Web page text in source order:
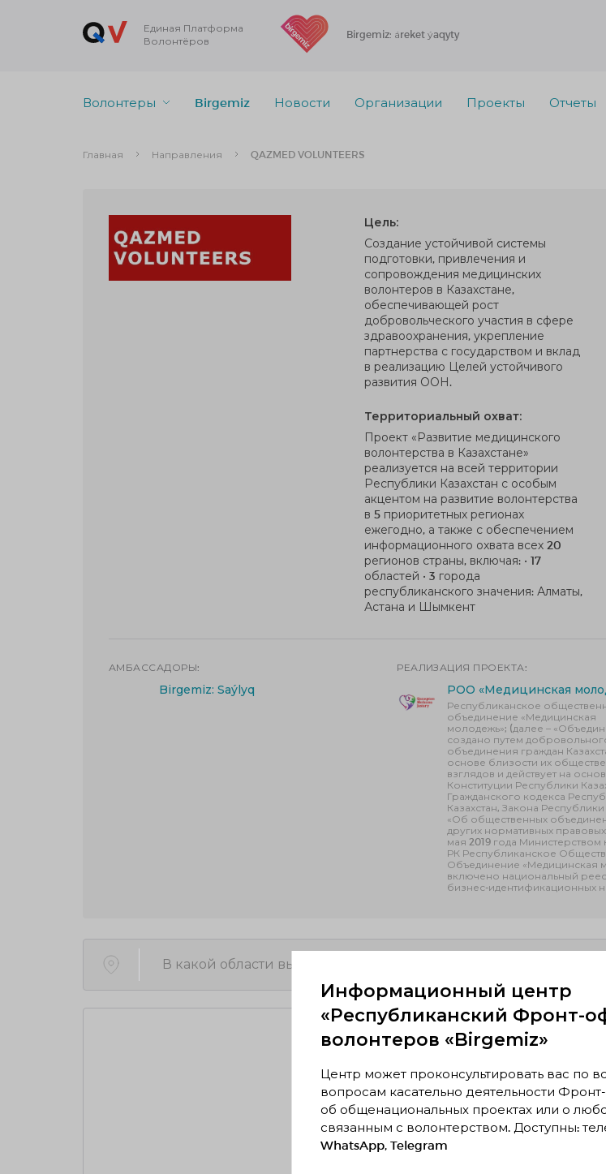
Единая Платформа
Волонтёров
Birgemiz: áreket ýaqyty
Волонтеры Birgemiz Новости Организации Проекты Отчеты
Главная Направления QAZMED VOLUNTEERS
Цель:
Создание устойчивой системы
подготовки, привлечения и
сопровождения медицинских
волонтеров в Казахстане,
обеспечивающей рост
добровольческого участия в сфере
здравоохранения, укрепление
партнерства с государством и вклад
в реализацию Целей устойчивого
развития ООН.
Территориальный охват:
Проект «Развитие медицинского
волонтерства в Казахстане»
реализуется на всей территории
Республики Казахстан с особым
акцентом на развитие волонтерства
в 5 приоритетных регионах
ежегодно, а также с обеспечением
информационного охвата всех 20
регионов страны, включая: • 17
областей • 3 города
республиканского значения: Алматы,
Астана и Шымкент
АМБАССАДОРЫ:
Birgemiz: Saýlyq
РЕАЛИЗАЦИЯ ПРОЕКТА:
РОО «Медицинская
Республиканское
объединение «Медицинская
молодежь»; (далее –
создано путем
объединения граждан
основе близости их
взглядов и действует на
Конституции Республики
Гражданского кодекса
Казахстан, Закона Республики
«Об общественных
других нормативных правовых
мая 2019 года Министерством
РК Республиканское
Объединение «Медицинская
включено национальный
бизнес-идентификационных
В какой области вы находитесь?
Проект "Ритм
жизни"
01.12.2024 487
Информационный центр
«Республиканский Фронт-
волонтеров «Birgemiz»
Центр может проконсультировать вас по
вопросам касательно деятельности
об общенациональных проектах или о
связанным с волонтерством. Доступны:
WhatsApp, Telegram